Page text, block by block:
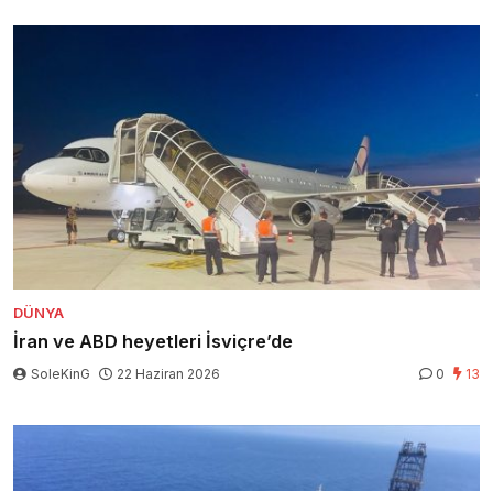
DÜNYA
İran ve ABD heyetleri İsviçre’de
SoleKinG 22 Haziran 2026 0 13